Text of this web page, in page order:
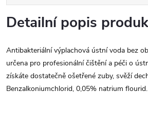
Detailní popis
Antibakteriální výplachová ústní voda bez
určena pro profesionální čištění a péči o
získáte dostatečně ošetřené zuby, svěží
Benzalkoniumchlorid, 0,05% natrium